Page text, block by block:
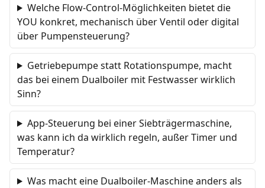
Welche Flow-Control-Möglichkeiten bietet die
YOU konkret, mechanisch über Ventil oder digital
über Pumpensteuerung?
Getriebepumpe statt Rotationspumpe, macht
das bei einem Dualboiler mit Festwasser wirklich
Sinn?
App-Steuerung bei einer Siebträgermaschine,
was kann ich da wirklich regeln, außer Timer und
Temperatur?
Was macht eine Dualboiler-Maschine anders als